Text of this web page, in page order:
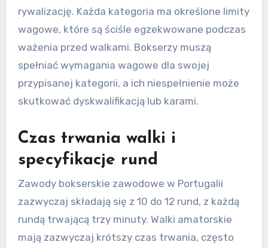
rywalizację. Każda kategoria ma określone limity
wagowe, które są ściśle egzekwowane podczas
ważenia przed walkami. Bokserzy muszą
spełniać wymagania wagowe dla swojej
przypisanej kategorii, a ich niespełnienie może
skutkować dyskwalifikacją lub karami.
Czas trwania walki i
specyfikacje rund
Zawody bokserskie zawodowe w Portugalii
zazwyczaj składają się z 10 do 12 rund, z każdą
rundą trwającą trzy minuty. Walki amatorskie
mają zazwyczaj krótszy czas trwania, często